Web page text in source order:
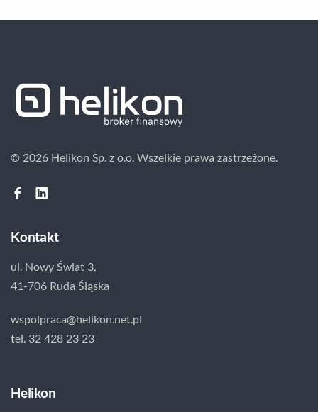
© 2026 Helikon Sp. z o.o. Wszelkie prawa zastrzeżone.
Kontakt
ul. Nowy Świat 3,
41-706 Ruda Śląska
wspolpraca@helikon.net.pl
tel. 32 428 23 23
Helikon